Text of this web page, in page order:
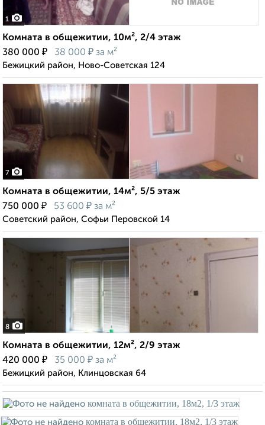
1
Комната в общежитии, 10м², 2/4 этаж
380 000 ₽ 38 000 ₽ за м²
Бежицкий район, Ново-Советская 124
7
Комната в общежитии, 14м², 5/5 этаж
750 000 ₽ 53 600 ₽ за м²
Советский район, Софьи Перовской 14
8
Комната в общежитии, 12м², 2/9 этаж
420 000 ₽ 35 000 ₽ за м²
Бежицкий район, Клинцовская 64